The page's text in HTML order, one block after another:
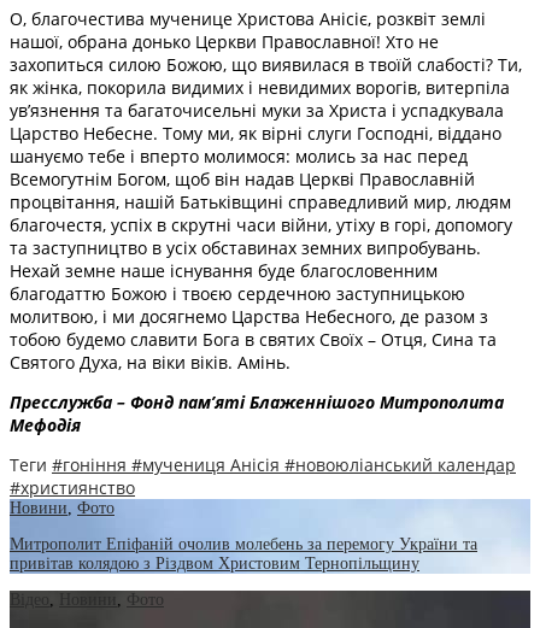
О, благочестива мученице Христова Анісіє, розквіт землі
нашої, обрана донько Церкви Православної! Хто не
захопиться силою Божою, що виявилася в твоїй слабості? Ти,
як жінка, покорила видимих і невидимих ворогів, витерпіла
ув’язнення та багаточисельні муки за Христа і успадкувала
Царство Небесне. Тому ми, як вірні слуги Господні, віддано
шануємо тебе і вперто молимося: молись за нас перед
Всемогутнім Богом, щоб він надав Церкві Православній
процвітання, нашій Батьківщині справедливий мир, людям
благочестя, успіх в скрутні часи війни, утіху в горі, допомогу
та заступництво в усіх обставинах земних випробувань.
Нехай земне наше існування буде благословенним
благодаттю Божою і твоєю сердечною заступницькою
молитвою, і ми досягнемо Царства Небесного, де разом з
тобою будемо славити Бога в святих Своїх – Отця, Сина та
Святого Духа, на віки віків. Амінь.
Пресслужба – Фонд пам’яті Блаженнішого Митрополита
Мефодія
Теги #гоніння #мучениця Анісія #новоюліанський календар
#християнство
Новини Фото
Митрополит Епіфаній очолив молебень за перемогу України та
привітав колядою з Різдвом Христовим Тернопільщину
Відео
Фото